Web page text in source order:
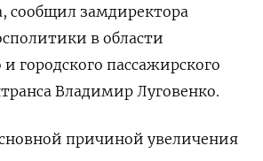
сообщил замдиректора
в области
городского пассажирского
Владимир Луговенко.
причиной увеличения